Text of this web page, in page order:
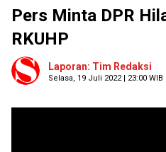
Pers Minta DPR
RKUHP
Laporan: Tim Redaksi
Selasa, 19 Juli 2022 | 23:00 WIB